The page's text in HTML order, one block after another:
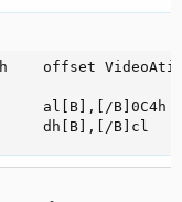
offset
al[B],[/B]0C4h
dh[B],[/B]cl